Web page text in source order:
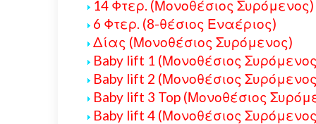
14 Φτερ. (Μονοθέσιος Συρόμενος)
6 Φτερ. (8-θέσιος Εναέριος)
Δίας (Μονοθέσιος Συρόμενος)
Baby lift 1 (Μονοθέσιος
Baby lift 2 (Μονοθέσιος
Baby lift 3 Top (Μονοθέσιος
Baby lift 4 (Μονοθέσιος